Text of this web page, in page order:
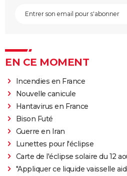
EN CE MOMENT
Incendies en France
Nouvelle canicule
Hantavirus en France
Bison Futé
Guerre en Iran
Lunettes pour l'éclipse
Carte de l'éclipse solaire du 12
"Appliquer ce liquide vaisselle